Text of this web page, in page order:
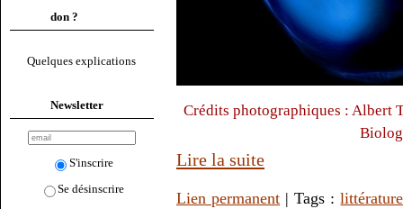
don ?
Quelques explications
Newsletter
S'inscrire
Se désinscrire
Crédits photographiques : Albert
Lire la suite
Lien permanent | Tags :littérature